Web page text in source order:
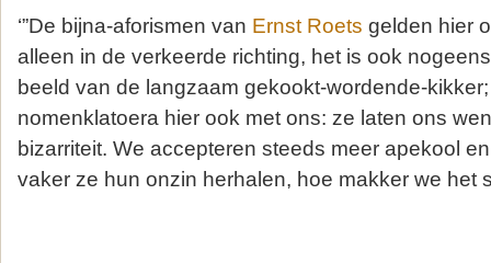
‘”De bijna-aforismen van Ernst Roets gelden hier
alleen in de verkeerde richting, het is ook
beeld van de langzaam gekookt-wordende-
nomenklatoera hier ook met ons: ze laten ons
bizarriteit. We accepteren steeds meer apekool
vaker ze hun onzin herhalen, hoe makker we het